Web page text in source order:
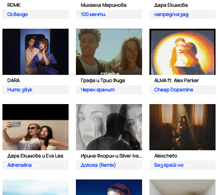
RDMK
Освалдо
Михаела Маринова
100 мечти
Дара Екимова
напред/назад
DARA
Нито звук
Графа и Трио Фида
Черен гранит
ALMA ft. Alex Parker
Cheap Dopamine
Дара Екимова и Eva Lea
Adrenalina
Ирина Флорин и Silver Ivanov
Докога (Remix)
Alexcheto
Без край| но